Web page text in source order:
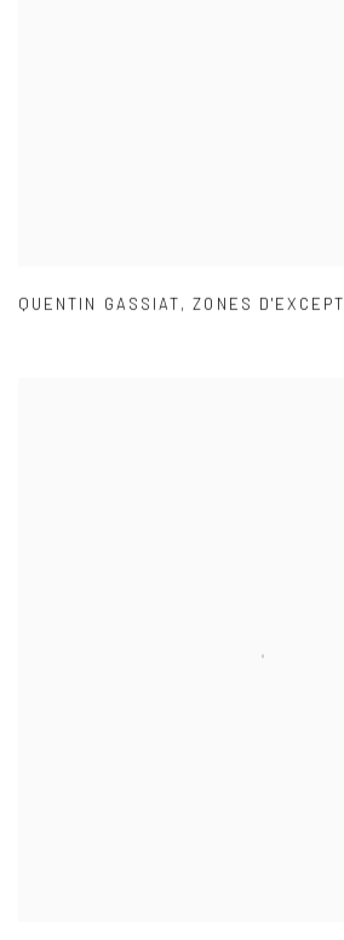
QUENTIN GASSIAT,ZONES